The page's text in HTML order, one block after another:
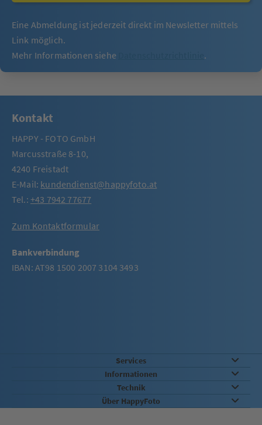
Eine Abmeldung ist jederzeit direkt im Newsletter mittels
Link möglich.
Mehr Informationen siehe
.
Kontakt
HAPPY - FOTO GmbH
Marcusstraße 8-10,
4240 Freistadt
E-Mail: kundendienst@happyfoto.at
Tel.: +43 7942 77677
Zum Kontaktformular
Bankverbindung
IBAN: AT98 1500 2007 3104 3493
Services
Informationen
Technik
Über HappyFoto